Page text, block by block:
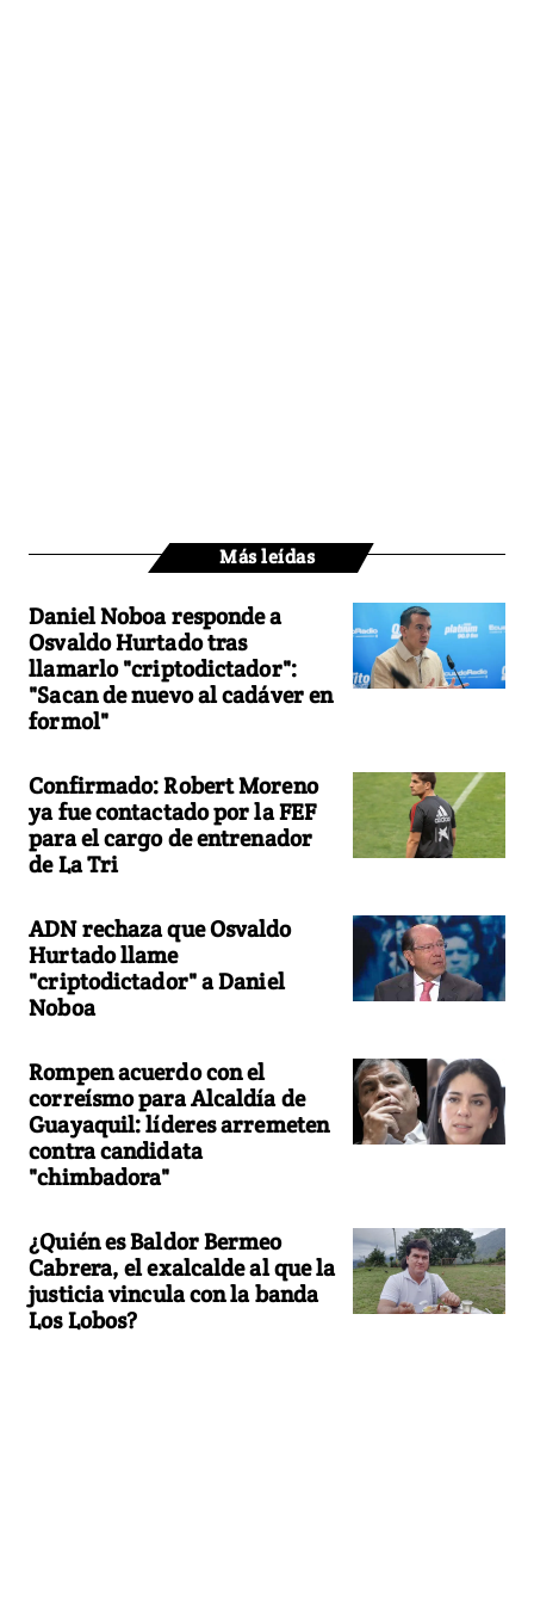
Más leídas
Daniel Noboa responde a
Osvaldo Hurtado tras
llamarlo "criptodictador":
"Sacan de nuevo al cadáver en
formol"
Confirmado: Robert Moreno
ya fue contactado por la FEF
para el cargo de entrenador
de La Tri
ADN rechaza que Osvaldo
Hurtado llame
"criptodictador" a Daniel
Noboa
Rompen acuerdo con el
correísmo para Alcaldía de
Guayaquil: líderes arremeten
contra candidata
"chimbadora"
¿Quién es Baldor Bermeo
Cabrera, el exalcalde al que la
justicia vincula con la banda
Los Lobos?